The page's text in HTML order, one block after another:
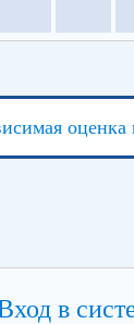
оценка
в